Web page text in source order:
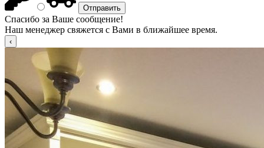
Спасибо за Ваше сообщение!
Наш менеджер свяжется с Вами в ближайшее время.